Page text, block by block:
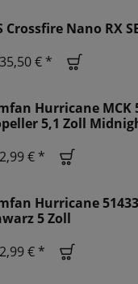
Crossfire Nano RX
35,50 € *
Hurricane MCK
5,1 Zoll
2,99 € *
Hurricane
5 Zoll
2,99 € *